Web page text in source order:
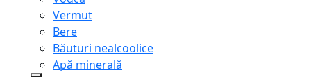
Vermut
Bere
Băuturi nealcoolice
Apă minerală